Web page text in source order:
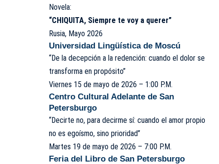
Novela:
“CHIQUITA, Siempre te voy a querer”
Rusia, Mayo 2026
Universidad Lingüística de Moscú
“De la decepción a la redención: cuando el dolor se
transforma en propósito”
Viernes 15 de mayo de 2026 – 1:00 P.M.
Centro Cultural Adelante de San
Petersburgo
“Decirte no, para decirme sí: cuando el amor propio
no es egoísmo, sino prioridad”
Martes 19 de mayo de 2026 – 7:00 P.M.
Feria del Libro de San Petersburgo